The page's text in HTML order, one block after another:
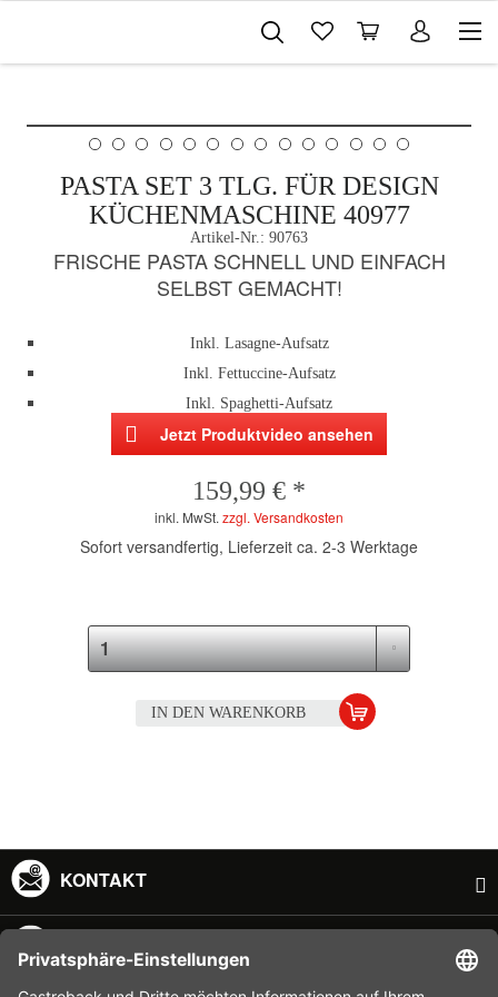
PASTA SET 3 TLG. FÜR DESIGN
KÜCHENMASCHINE 40977
Artikel-Nr.: 90763
FRISCHE PASTA SCHNELL UND EINFACH
SELBST GEMACHT!
Inkl. Lasagne-Aufsatz
Inkl. Fettuccine-Aufsatz
Inkl. Spaghetti-Aufsatz
Jetzt Produktvideo ansehen
159,99 € *
inkl. MwSt. zzgl. Versandkosten
Sofort versandfertig, Lieferzeit ca. 2-3 Werktage
IN DEN WARENKORB
KONTAKT